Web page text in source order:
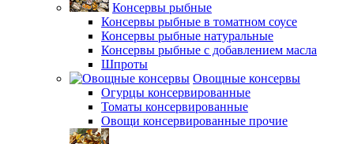
Консервы рыбные
Консервы рыбные в томатном соусе
Консервы рыбные натуральные
Консервы рыбные с добавлением масла
Шпроты
Овощные консервы
Огурцы консервированные
Томаты консервированные
Овощи консервированные прочие